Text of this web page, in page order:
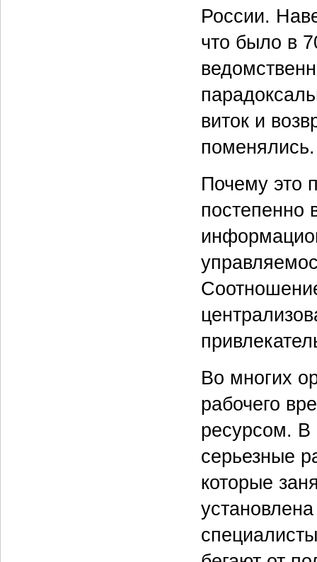
России.
что было в
виток и
поменялись.
Почему это
постепенно
Во многих
рабочего
ресурсом. В
серьезные
которые